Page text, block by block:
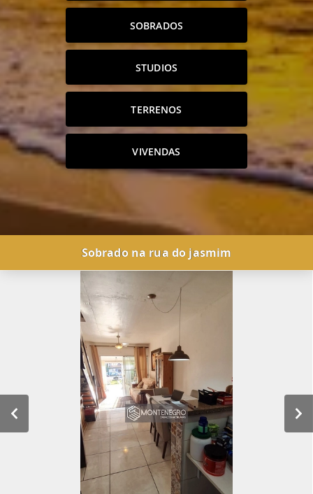
SOBRADOS
STUDIOS
TERRENOS
VIVENDAS
Sobrado na rua do jasmim